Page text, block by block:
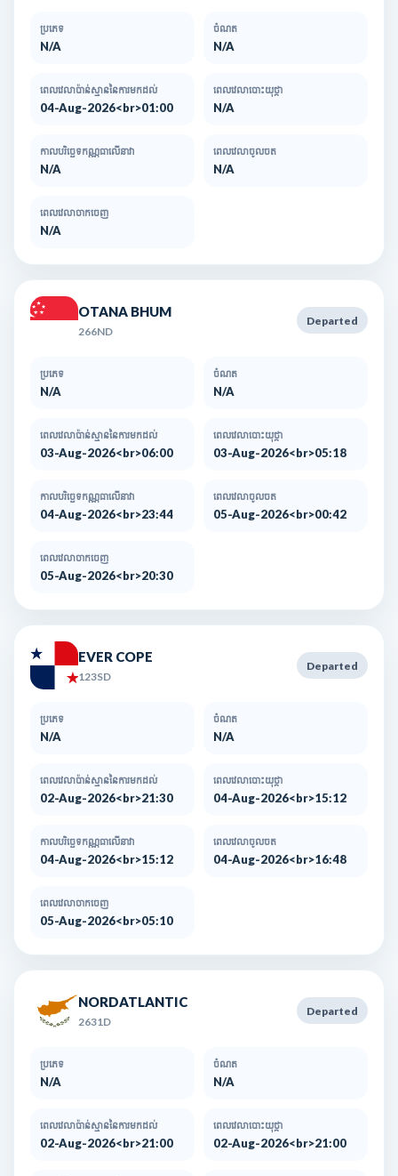
ប្រភេទ
N/A
ចំណត
N/A
ពេលវេលាប៉ាន់ស្មាននៃការមកដល់​
04-Aug-2026<br>01:00
ពេលវេលាបោះយុថ្កា
N/A
កាលបរិច្ឆេទកណ្ណធាលើនាវា
N/A
ពេលវេលាចូលចត
N/A
ពេលវេលាចាកចេញ
N/A
OTANA BHUM
266ND
Departed
ប្រភេទ
N/A
ចំណត
N/A
ពេលវេលាប៉ាន់ស្មាននៃការមកដល់​
03-Aug-2026<br>06:00
ពេលវេលាបោះយុថ្កា
03-Aug-2026<br>05:18
កាលបរិច្ឆេទកណ្ណធាលើនាវា
04-Aug-2026<br>23:44
ពេលវេលាចូលចត
05-Aug-2026<br>00:42
ពេលវេលាចាកចេញ
05-Aug-2026<br>20:30
EVER COPE
123SD
Departed
ប្រភេទ
N/A
ចំណត
N/A
ពេលវេលាប៉ាន់ស្មាននៃការមកដល់​
02-Aug-2026<br>21:30
ពេលវេលាបោះយុថ្កា
04-Aug-2026<br>15:12
កាលបរិច្ឆេទកណ្ណធាលើនាវា
04-Aug-2026<br>15:12
ពេលវេលាចូលចត
04-Aug-2026<br>16:48
ពេលវេលាចាកចេញ
05-Aug-2026<br>05:10
NORDATLANTIC
2631D
Departed
ប្រភេទ
N/A
ចំណត
N/A
ពេលវេលាប៉ាន់ស្មាននៃការមកដល់​
02-Aug-2026<br>21:00
ពេលវេលាបោះយុថ្កា
02-Aug-2026<br>21:00